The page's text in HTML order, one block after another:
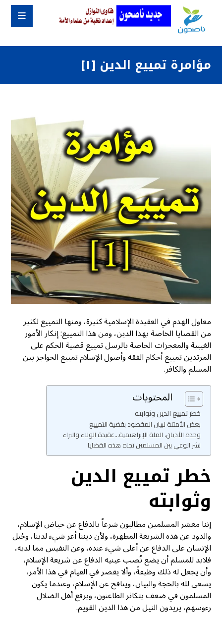
مؤامرة تمييع الدين [١]
معاول الهدم في العقيدة الإسلامية كثيرة، ومنها التمييع لكثير
من القضايا الخاصة بهذا الدين، ومن هذا التمييع: إنكار الأمور
الغيبية والمعجزات الخاصة بالرسل تمييع قضية الحكم على
المرتدين تمييع أحكام الفقه وأصول الإسلام تمييع الحواجز بين
المسلم والكافر.
المحتويات
خطر تمييع الدين وثوابته
بعض الأمثلة لبيان المقصود بقضية التمييع
وحدة الأديان، الملة الإبراهيمية...عقيدة الولاء والبراء
نشر الوعي بين المسلمين تجاه هذه القضايا
خطر تمييع الدين
وثوابته
إننا معشر المسلمين مطالبون شرعاً بالدفاع عن حياض الإسلام،
والذود عن هذه الشريعة المطهرة، ولأن ديننا أعز شيء لدينا، وجُبل
الإنسان على الدفاع عن أغلى شيء عنده، وعن النفيس مما لديه،
فلابد للمسلم أن يضع نُصب عينيه الدفاع عن شريعة الإسلام،
وأن يجعل له ذلك وظيفةً، وألا يقصر في القيام في هذا الأمر،
يسعى لله بالحجة والبيان، وينافح عن الإسلام، وعندما يكون
المسلمون في ضعف يتكاثر الطاعنون، ويرفع أهل الضلال
رءوسهم، يريدون النيل من هذا الدين القويم.